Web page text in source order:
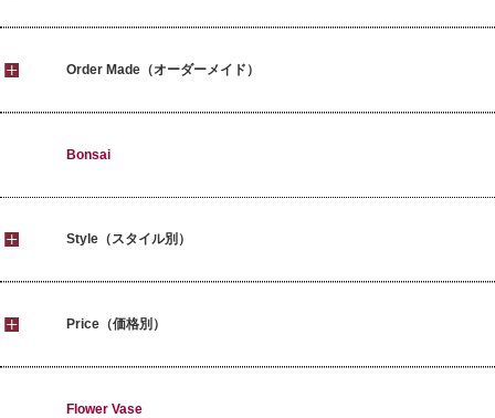
Order Made（オーダーメイド）
Bonsai
Style（スタイル別）
Price（価格別）
Flower Vase